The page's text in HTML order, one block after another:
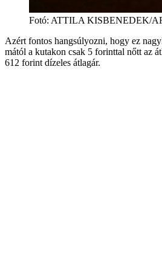
Fotó: ATTILA KISBENEDEK/
Azért fontos hangsúlyozni, hogy ez
mától a kutakon csak 5 forinttal nőtt az
612 forint dízeles átlagár.